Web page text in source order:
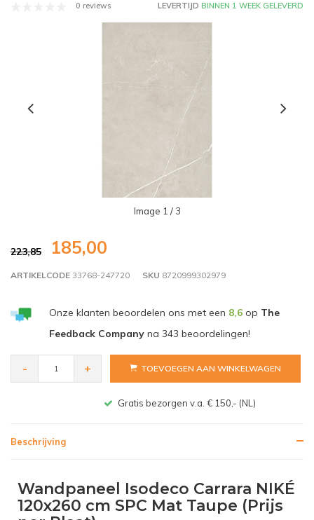
0 reviews LEVERTIJD BINNEN 1 WEEK GELEVERD
Image 1 / 3
223,85 185,00
ARTIKELCODE 33768-247720 SKU 8720999302979
Onze klanten beoordelen ons met een 8,6op The
Feedback Companyna 343 beoordelingen!
- + TOEVOEGEN AAN WINKELWAGEN
Gratis bezorgen v.a. € 150,- (NL)
Beschrijving
Wandpaneel Isodeco Carrara NIKÉ
120x260 cm SPC Mat Taupe (Prijs